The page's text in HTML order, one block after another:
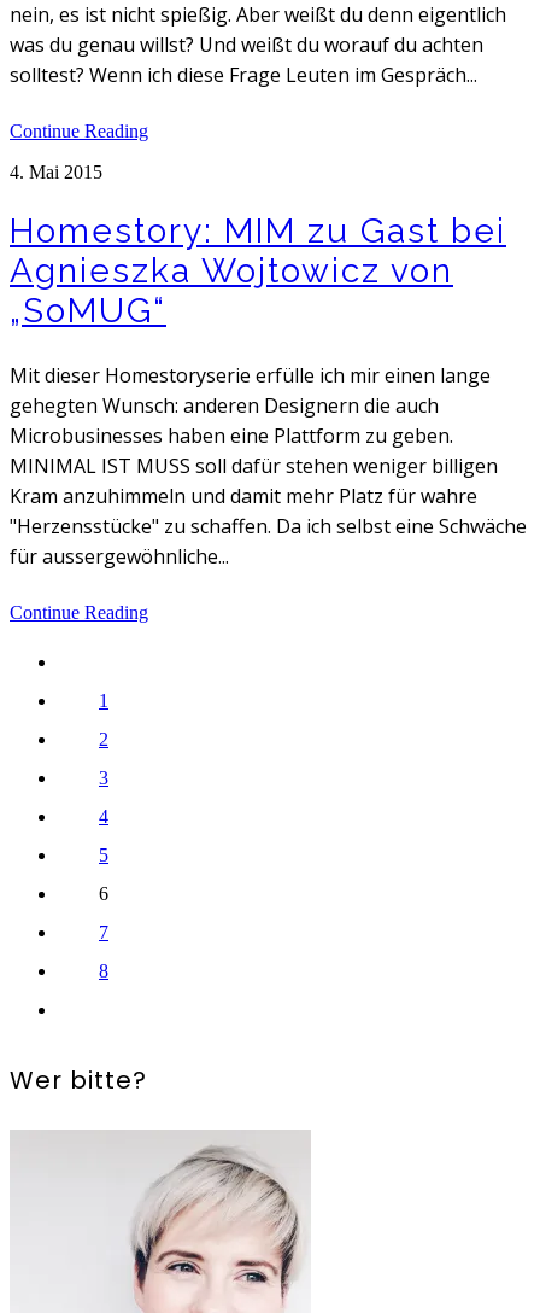
nein, es ist nicht spießig. Aber weißt du denn eigentlich
was du genau willst? Und weißt du worauf du achten
solltest? Wenn ich diese Frage Leuten im Gespräch...
Continue Reading
4. Mai 2015
Homestory: MIM zu Gast bei
Agnieszka Wojtowicz von
„SoMUG“
Mit dieser Homestoryserie erfülle ich mir einen lange
gehegten Wunsch: anderen Designern die auch
Microbusinesses haben eine Plattform zu geben.
MINIMAL IST MUSS soll dafür stehen weniger billigen
Kram anzuhimmeln und damit mehr Platz für wahre
"Herzensstücke" zu schaffen. Da ich selbst eine Schwäche
für aussergewöhnliche...
Continue Reading
1
2
3
4
5
6
7
8
Wer bitte?